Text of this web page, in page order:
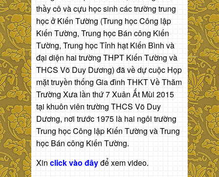
thầy cô và cựu học sinh các trường trung
học ở Kiến Tường (Trung học Công lập
Kiến Tường, Trung học Bán công Kiến
Tường, Trung học Tỉnh hạt Kiến Bình và
đại diện hai trường THPT Kiến Tường và
THCS Võ Duy Dương) đã về dự cuộc Họp
mặt truyền thống Gia đình THKT Về Thăm
Trường Xưa lần thứ 7 Xuân Ất Mùi 2015
tại khuôn viên trường THCS Võ Duy
Dương, nơi trước 1975 là hai ngôi trường
Trung học Công lập Kiến Tường và Trung
học Bán công Kiến Tường.
Xin click vào đâyđể xem video.